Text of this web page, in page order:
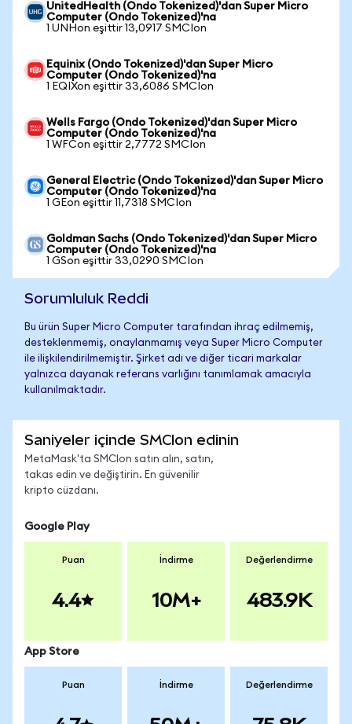
UnitedHealth (Ondo Tokenized)'dan Super Micro
Computer (Ondo Tokenized)'na
1 UNHon eşittir 13,0917 SMCIon
Equinix (Ondo Tokenized)'dan Super Micro
Computer (Ondo Tokenized)'na
1 EQIXon eşittir 33,6086 SMCIon
Wells Fargo (Ondo Tokenized)'dan Super Micro
Computer (Ondo Tokenized)'na
1 WFCon eşittir 2,7772 SMCIon
General Electric (Ondo Tokenized)'dan Super Micro
Computer (Ondo Tokenized)'na
1 GEon eşittir 11,7318 SMCIon
Goldman Sachs (Ondo Tokenized)'dan Super Micro
Computer (Ondo Tokenized)'na
1 GSon eşittir 33,0290 SMCIon
Sorumluluk Reddi
Bu ürün Super Micro Computer tarafından ihraç edilmemiş,
desteklenmemiş, onaylanmamış veya Super Micro Computer
ile ilişkilendirilmemiştir. Şirket adı ve diğer ticari markalar
yalnızca dayanak referans varlığını tanımlamak amacıyla
kullanılmaktadır.
Saniyeler içinde SMCIon edinin
MetaMask'ta SMCIon satın alın, satın,
takas edin ve değiştirin. En güvenilir
kripto cüzdanı.
Google Play
Puan
4.4
İndirme
10M+
Değerlendirme
483.9K
App Store
Puan İndirme Değerlendirme